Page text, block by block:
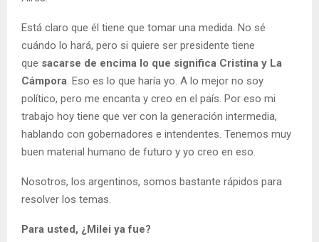
Está claro que él tiene que tomar una medida. No sé
cuándo lo hará, pero si quiere ser presidente tiene
que sacarse de encima lo que significa Cristina y La
Cámpora. Eso es lo que haría yo. A lo mejor no soy
político, pero me encanta y creo en el país. Por eso mi
trabajo hoy tiene que ver con la generación intermedia,
hablando con gobernadores e intendentes. Tenemos muy
buen material humano de futuro y yo creo en eso.
Nosotros, los argentinos, somos bastante rápidos para
resolver los temas.
Para usted, ¿Milei ya fue?